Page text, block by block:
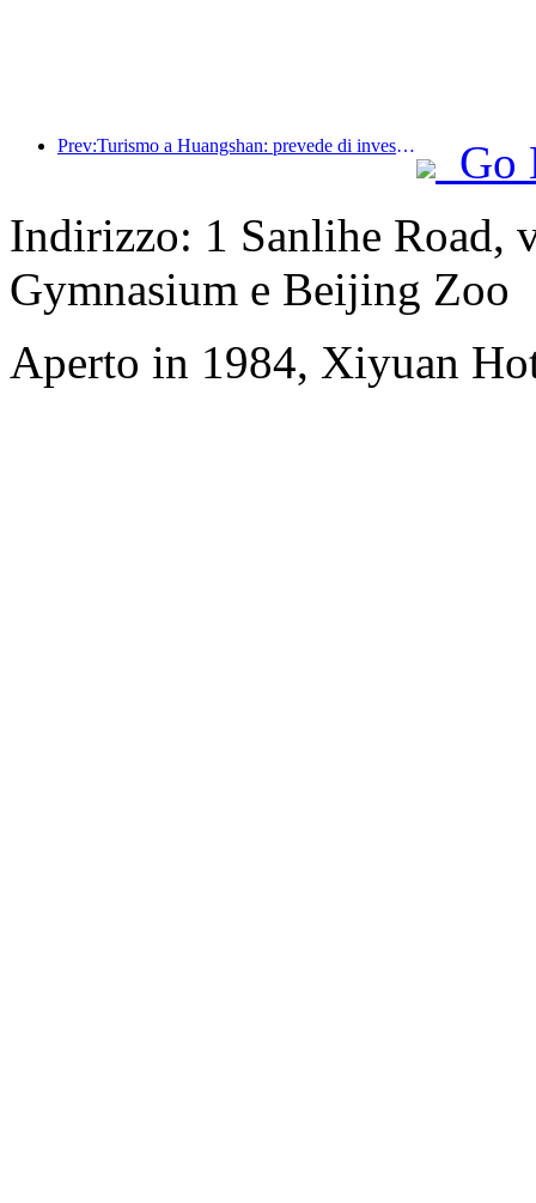
Prev:Turismo a Huangshan: prevede di investire 530 milioni di yuan nella ristrutturazione degli hotel
Go
Indirizzo: 1 Sanlihe Road,
Gymnasium e Beijing Zoo
Aperto in 1984, Xiyuan